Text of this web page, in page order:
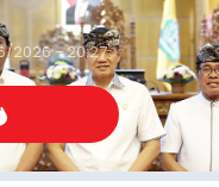
aktivitas
Banjah,